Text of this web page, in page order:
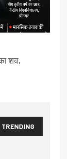
शव,
TRENDING